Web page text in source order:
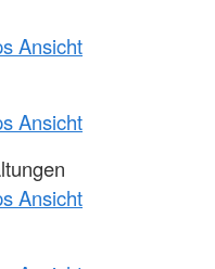
Ansicht
Ansicht
Ansicht